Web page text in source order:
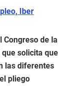
Iber
Congreso de la
solicita que
las diferentes
pliego